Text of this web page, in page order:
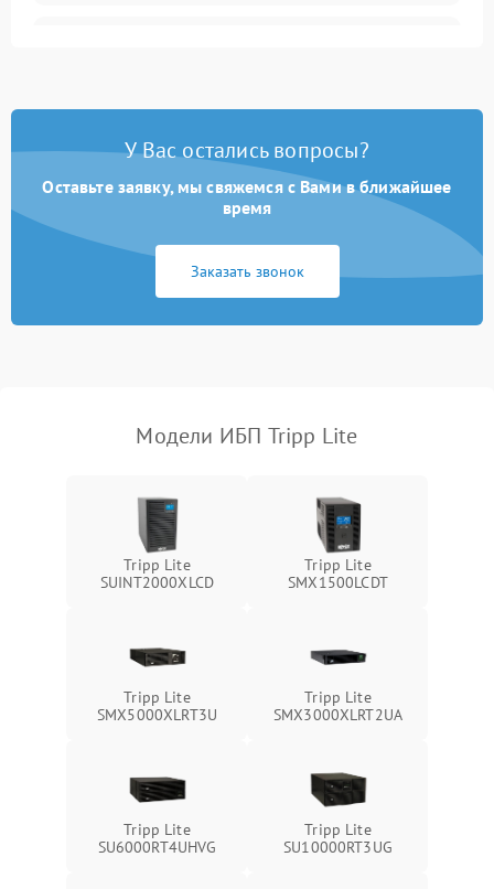
Повреждение
Поломка предохранителя 100 ₽ Подробнее →
Неисправность системы
1000 ₽
индикаторов
Неисправность системы
Подробнее →
Неисправность системы
мониторинга
Подробнее →
Подробнее →
Неисправность системы
1500 ₽ Подробнее →
У Вас остались вопросы?
Оставьте заявку, мы свяжемся с Вами в ближайшее
время
Заказать звонок
Модели ИБП Tripp Lite
Tripp Lite
SUINT2000XLCD
Tripp Lite
SMX1500LCDT
Tripp Lite
SMX5000XLRT3U
Tripp Lite
SMX3000XLRT2UA
Tripp Lite
SU6000RT4UHVG
Tripp Lite
SU10000RT3UG